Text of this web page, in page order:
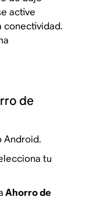
active
conectividad.
de
Android.
tu
Ahorro de